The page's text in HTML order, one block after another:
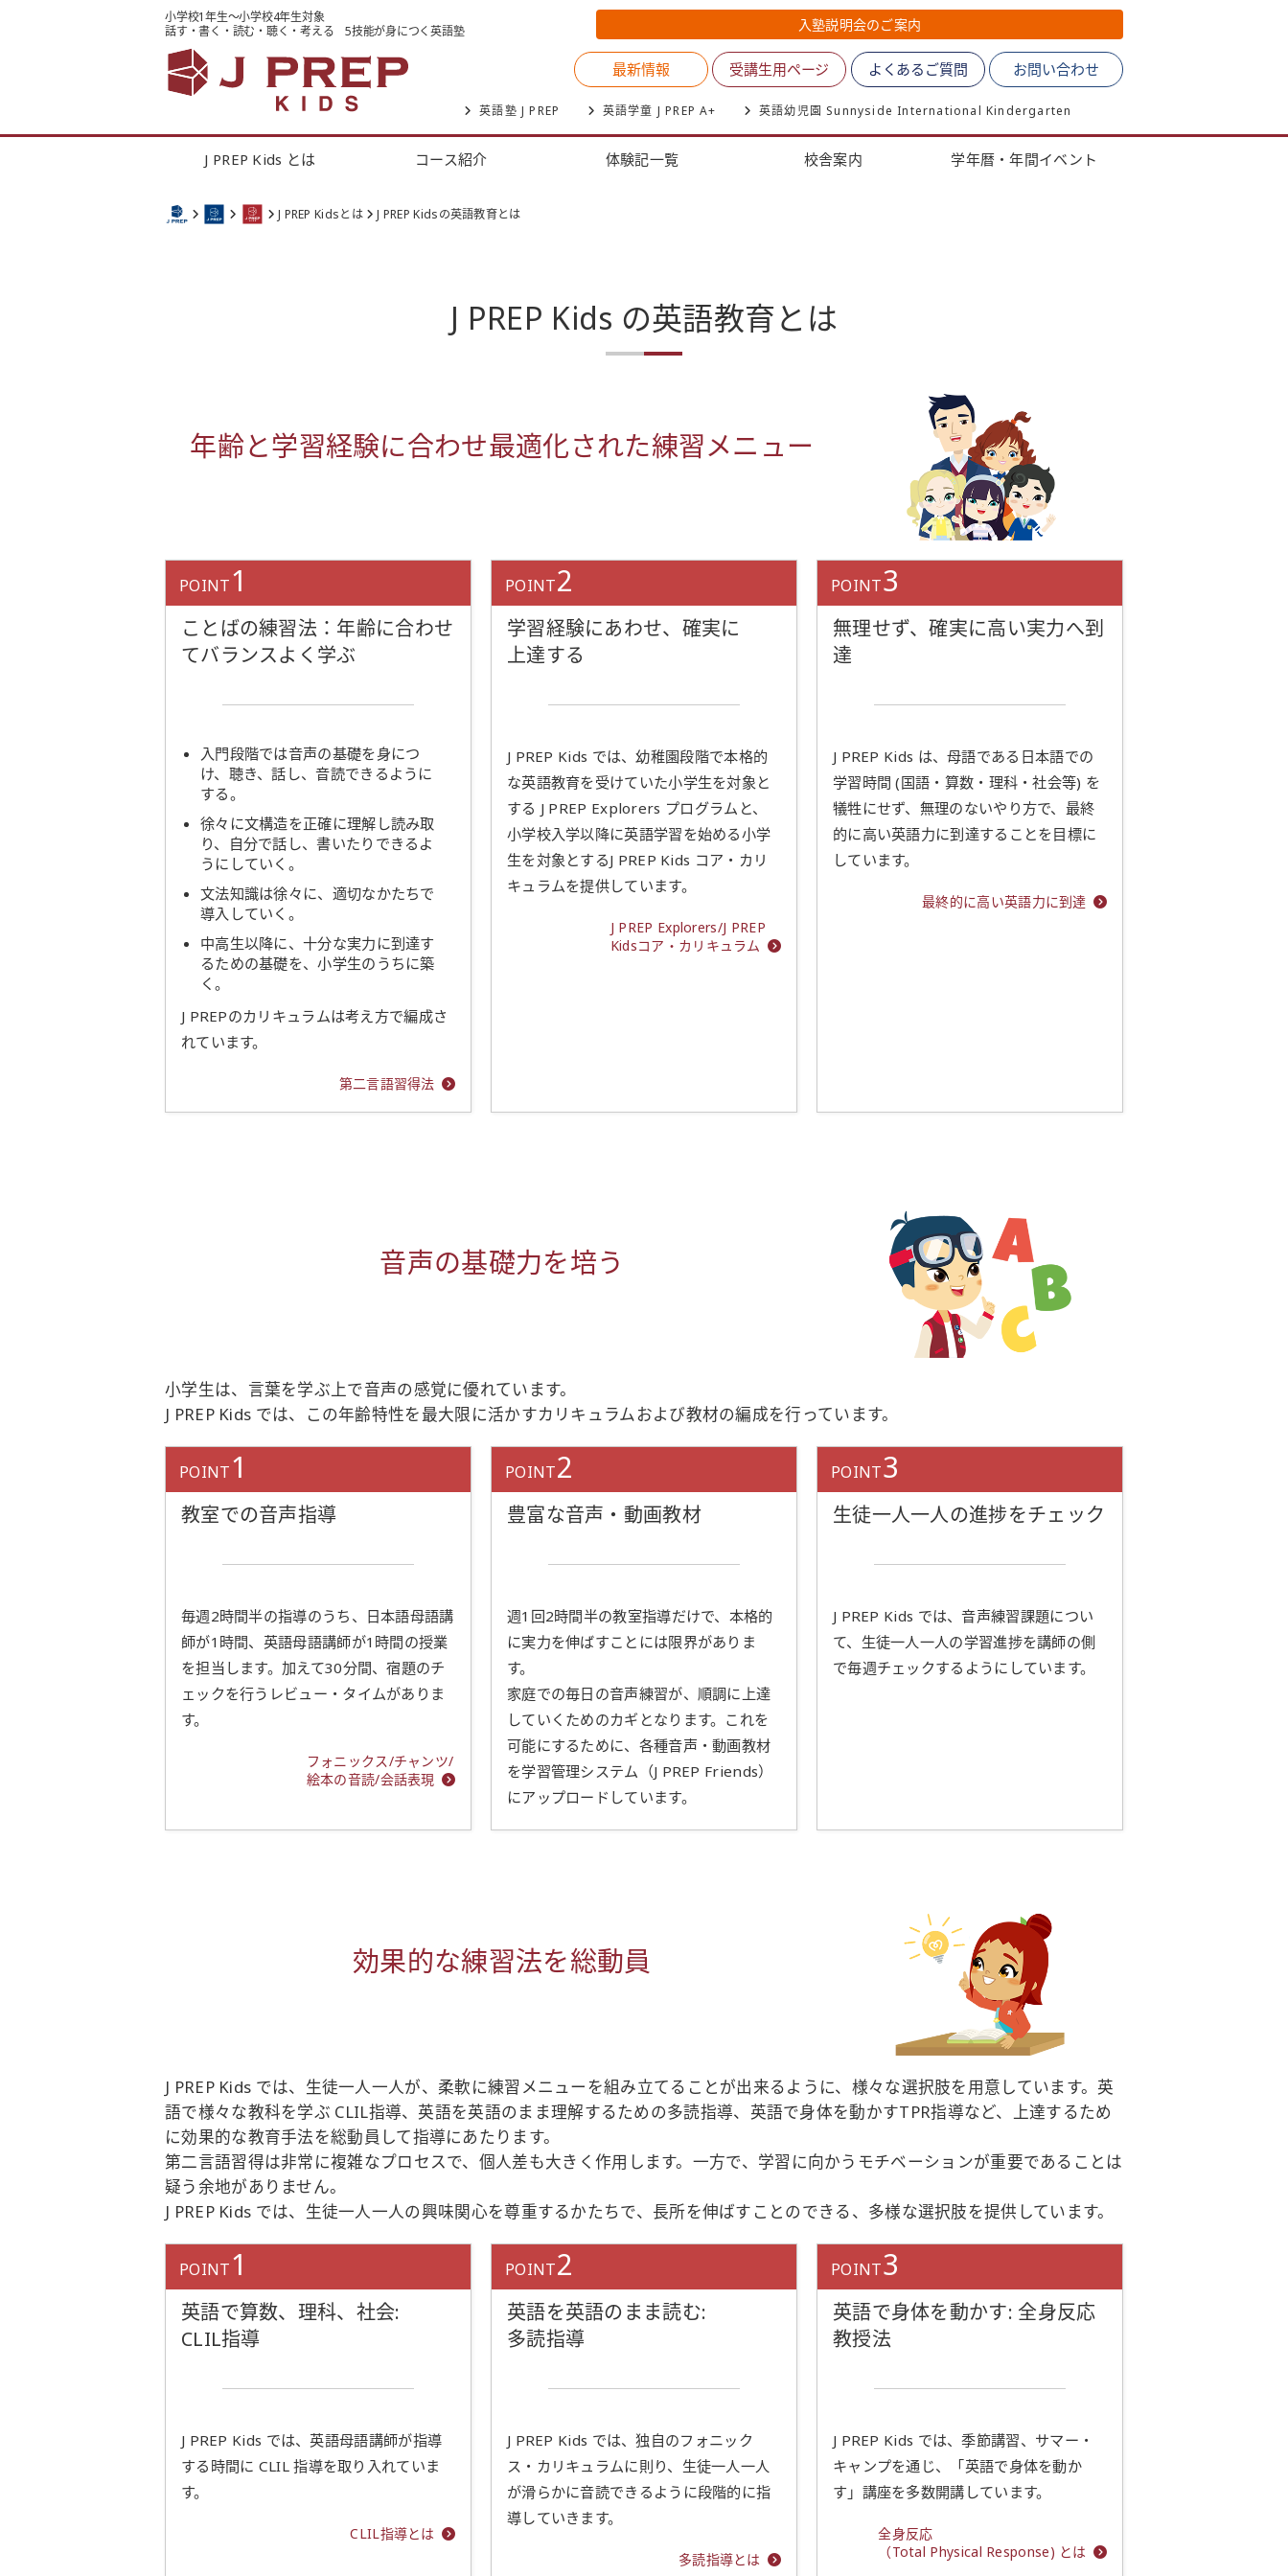
小学校1年生～小学校4年生対象
話す・書く・読む・聴く・考える5技能が身につく英語塾
英語塾 J PREP 英語学童 J PREP A+ 英語幼児園 Sunnyside International Kindergarten
入塾説明会のご案内
最新情報 受講生用ページ よくあるご質問 お問い合わせ
J PREP Kids とは コース紹介 体験記一覧 校舎案内 学年暦・年間イベント
J PREP Kidsとは J PREP Kidsの英語教育とは
J PREP Kids の英語教育とは
年齢と学習経験に合わせ最適化された練習メニュー
POINT1
ことばの練習法：年齢に合わせ
てバランスよく学ぶ
入門段階では音声の基礎を身につ
け、聴き、話し、音読できるように
する。
徐々に文構造を正確に理解し読み取
り、自分で話し、書いたりできるよ
うにしていく。
文法知識は徐々に、適切なかたちで
導入していく。
中高生以降に、十分な実力に到達す
るための基礎を、小学生のうちに築
く。
J PREPのカリキュラムは考え方で編成さ
れています。
第二言語習得法
POINT2
学習経験にあわせ、確実に
上達する
J PREP Kids では、幼稚園段階で本格的
な英語教育を受けていた小学生を対象と
する J PREP Explorers プログラムと、
小学校入学以降に英語学習を始める小学
生を対象とするJ PREP Kids コア・カリ
キュラムを提供しています。
J PREP Explorers/J PREP
Kidsコア・カリキュラム
POINT3
無理せず、確実に高い実力へ到
達
J PREP Kids は、母語である日本語での
学習時間 (国語・算数・理科・社会等) を
犠牲にせず、無理のないやり方で、最終
的に高い英語力に到達することを目標に
しています。
最終的に高い英語力に到達
音声の基礎力を培う
小学生は、言葉を学ぶ上で音声の感覚に優れています。
J PREP Kids では、この年齢特性を最大限に活かすカリキュラムおよび教材の編成を行っています。
POINT1
教室での音声指導
毎週2時間半の指導のうち、日本語母語講
師が1時間、英語母語講師が1時間の授業
を担当します。加えて30分間、宿題のチ
ェックを行うレビュー・タイムがありま
す。
フォニックス/チャンツ/
絵本の音読/会話表現
POINT2
豊富な音声・動画教材
週1回2時間半の教室指導だけで、本格的
に実力を伸ばすことには限界がありま
す。
家庭での毎日の音声練習が、順調に上達
していくためのカギとなります。これを
可能にするために、各種音声・動画教材
を学習管理システム（J PREP Friends）
にアップロードしています。
POINT3
生徒一人一人の進捗をチェック
J PREP Kids では、音声練習課題につい
て、生徒一人一人の学習進捗を講師の側
で毎週チェックするようにしています。
効果的な練習法を総動員
J PREP Kids では、生徒一人一人が、柔軟に練習メニューを組み立てることが出来るように、様々な選択肢を用意しています。英
語で様々な教科を学ぶ CLIL指導、英語を英語のまま理解するための多読指導、英語で身体を動かすTPR指導など、上達するため
に効果的な教育手法を総動員して指導にあたります。
第二言語習得は非常に複雑なプロセスで、個人差も大きく作用します。一方で、学習に向かうモチベーションが重要であることは
疑う余地がありません。
J PREP Kids では、生徒一人一人の興味関心を尊重するかたちで、長所を伸ばすことのできる、多様な選択肢を提供しています。
POINT1
英語で算数、理科、社会:
CLIL指導
J PREP Kids では、英語母語講師が指導
する時間に CLIL 指導を取り入れていま
す。
CLIL指導とは
POINT2
英語を英語のまま読む:
多読指導
J PREP Kids では、独自のフォニック
ス・カリキュラムに則り、生徒一人一人
が滑らかに音読できるように段階的に指
導していきます。
多読指導とは
POINT3
英語で身体を動かす: 全身反応
教授法
J PREP Kids では、季節講習、サマー・
キャンプを通じ、「英語で身体を動か
す」講座を多数開講しています。
全身反応
（Total Physical Response) とは